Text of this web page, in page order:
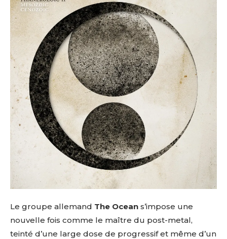
Le groupe allemand The Ocean s’impose une
nouvelle fois comme le maître du post-metal,
teinté d’une large dose de progressif et même d’un